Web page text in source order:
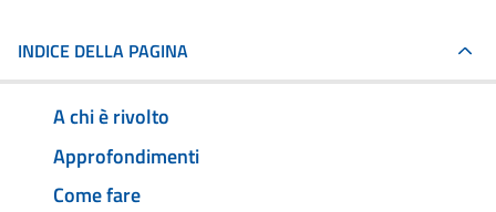
INDICE DELLA PAGINA
A chi è rivolto
Approfondimenti
Come fare